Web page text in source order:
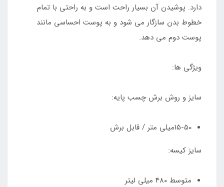
دارد. پوشیدن آن بسیار راحت است و به راحتی با تمام
خطوط بدن سازگار می شود و به پوست احساسی مانند
پوست دوم می دهد.
ویژگی ها:
سایز و روش برش چسب پایه:
15-50میلی متر / قابل برش
سایز کیسه:
متوسط 480 میلی لیتر